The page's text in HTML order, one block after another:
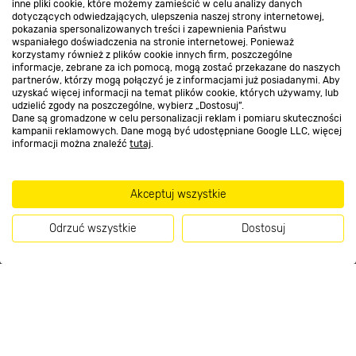
inne pliki cookie, które możemy zamieścić w celu analizy danych
dotyczących odwiedzających, ulepszenia naszej strony internetowej,
pokazania spersonalizowanych treści i zapewnienia Państwu
wspaniałego doświadczenia na stronie internetowej. Ponieważ
korzystamy również z plików cookie innych firm, poszczególne
informacje, zebrane za ich pomocą, mogą zostać przekazane do naszych
partnerów, którzy mogą połączyć je z informacjami już posiadanymi. Aby
uzyskać więcej informacji na temat plików cookie, których używamy, lub
udzielić zgody na poszczególne, wybierz „Dostosuj”.
Dane są gromadzone w celu personalizacji reklam i pomiaru skuteczności
kampanii reklamowych. Dane mogą być udostępniane Google LLC, więcej
informacji można znaleźć tutaj.
Akceptuj wszystkie
Odrzuć wszystkie Dostosuj
Kontakt do sklepu
Strefa biznesu
Dołącz do nas
Metody płatności